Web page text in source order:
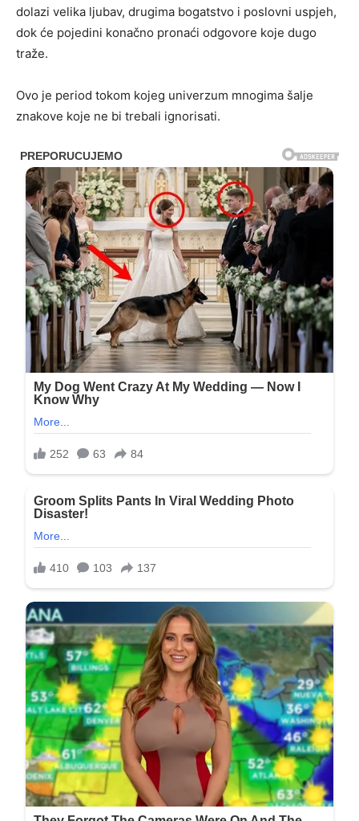
dolazi velika ljubav, drugima bogatstvo i poslovni uspjeh,
dok će pojedini konačno pronaći odgovore koje dugo
traže.
Ovo je period tokom kojeg univerzum mnogima šalje
znakove koje ne bi trebali ignorisati.